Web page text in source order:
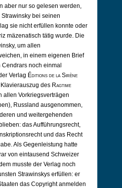
aber nur so gelesen werden,
bei seinen
sie nicht erfüllen konnte oder
mäzenatisch tätig wurde. Die
um allen
in einem eigenen Brief
noch einmal
Verlag Éditions de la Sirène
des Ragtime
allen Vorkriegsverträgen
Russland ausgenommen,
und weitergehenden
das Aufführungsrecht,
und das Recht
Als Gegenleistung hatte
von eintausend Schweizer
musste der Verlag noch
Strawinskys erfüllen: er
das Copyright anmelden